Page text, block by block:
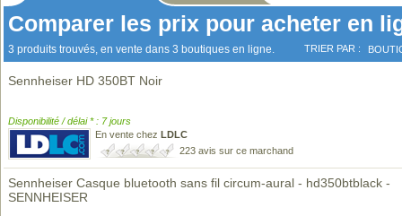
Comparer les prix pour acheter en
3 produits trouvés, en vente dans 3 boutiques en ligne. TRIER PAR :
Sennheiser HD 350BT Noir
Disponibilité / délai * : 7 jours
En vente chez LDLC
223 avis sur ce marchand
Sennheiser Casque bluetooth sans fil circum-aural - hd350btblack -
SENNHEISER